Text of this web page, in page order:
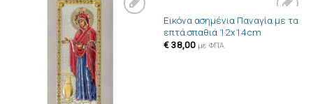
Πρόσθήκη
στην λίστα
Εικόνα ασημένια Παναγία με τα
επτά σπαθιά 12x14cm
€38,00 με ΦΠΑ